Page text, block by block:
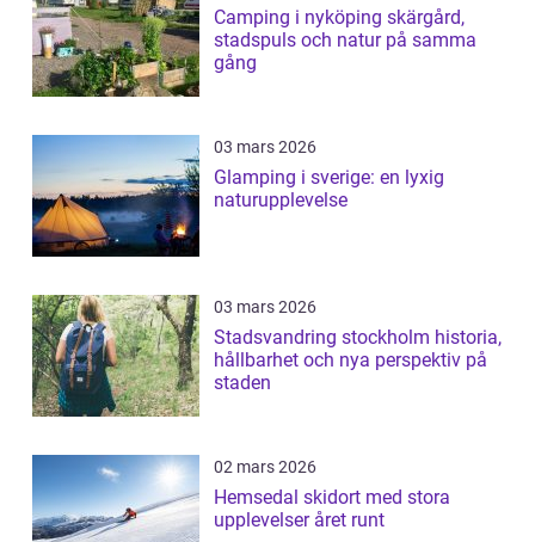
Camping i nyköping skärgård,
stadspuls och natur på samma
gång
03 mars 2026
Glamping i sverige: en lyxig
naturupplevelse
03 mars 2026
Stadsvandring stockholm historia,
hållbarhet och nya perspektiv på
staden
02 mars 2026
Hemsedal skidort med stora
upplevelser året runt